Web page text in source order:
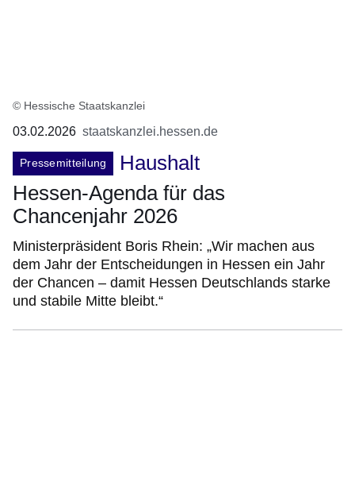
© Hessische Staatskanzlei
03.02.2026 staatskanzlei.hessen.de
Pressemitteilung
Haushalt
Hessen-Agenda für das
Chancenjahr 2026
Ministerpräsident Boris Rhein: „Wir machen aus
dem Jahr der Entscheidungen in Hessen ein Jahr
der Chancen – damit Hessen Deutschlands starke
und stabile Mitte bleibt.“